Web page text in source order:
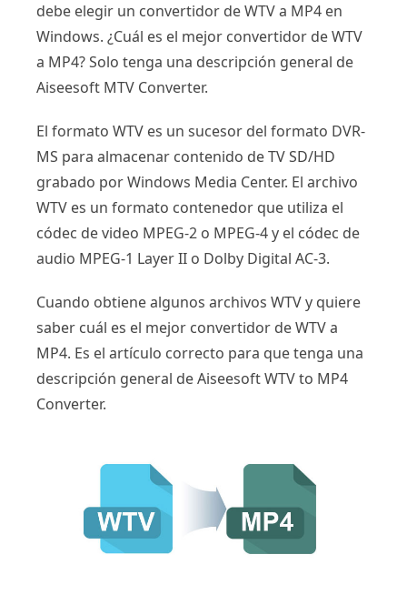
debe elegir un convertidor de WTV a MP4 en
Windows. ¿Cuál es el mejor convertidor de WTV
a MP4? Solo tenga una descripción general de
Aiseesoft MTV Converter.
El formato WTV es un sucesor del formato DVR-
MS para almacenar contenido de TV SD/HD
grabado por Windows Media Center. El archivo
WTV es un formato contenedor que utiliza el
códec de video MPEG-2 o MPEG-4 y el códec de
audio MPEG-1 Layer II o Dolby Digital AC-3.
Cuando obtiene algunos archivos WTV y quiere
saber cuál es el mejor convertidor de WTV a
MP4. Es el artículo correcto para que tenga una
descripción general de Aiseesoft WTV to MP4
Converter.